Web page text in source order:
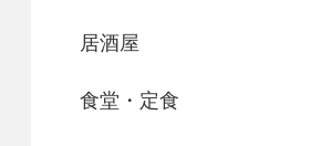
居酒屋
食堂・定食